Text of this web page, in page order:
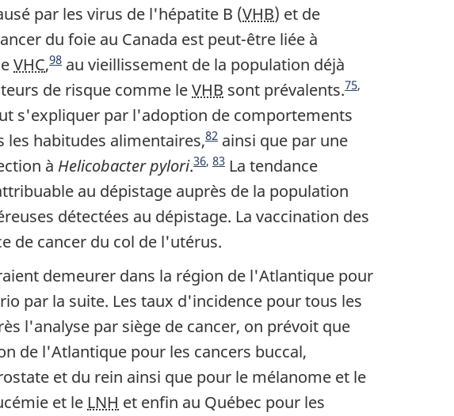
par les virus de l'hépatite B (VHB) et de
du foie au Canada est peut-être liée à
VHC,
Note du fin du texte
98 au vieillissement de la population déjà
de risque comme leVHB sont prévalents.75,
s'expliquer par l'adoption de comportements
habitudes alimentaires,
Note du fin du texte
82 ainsi que par une
à Helicobacter pylori.
Note du fin du texte
36, 83 La tendance
au dépistage auprès de la population
détectées au dépistage. La vaccination des
de cancer du col de l'utérus.
demeurer dans la région de l'Atlantique pour
par la suite. Les taux d'incidence pour tous les
l'analyse par siège de cancer, on prévoit que
de l'Atlantique pour les cancers buccal,
et du rein ainsi que pour le mélanome et le
et le LNH et enfin au Québec pour les